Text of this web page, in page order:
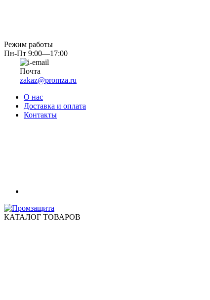
Режим работы
Пн-Пт 9:00—17:00
Почта
zakaz@promza.ru
О нас
Доставка и оплата
Контакты
КАТАЛОГ ТОВАРОВ